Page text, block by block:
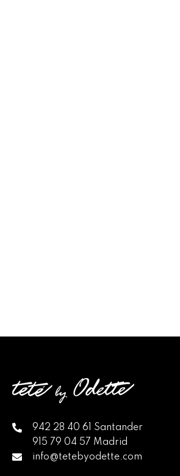
942 28 40 61 Santander
915 79 04 57 Madrid
info@tetebyodette.com